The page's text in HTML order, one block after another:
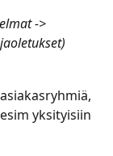
->
yksityisiin